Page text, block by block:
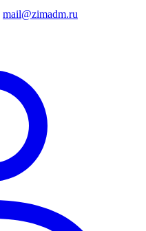
mail@zimadm.ru